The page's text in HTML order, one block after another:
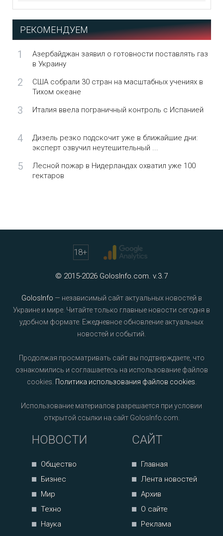
РЕКОМЕНДУЕМ
1
Азербайджан заявил о готовности поставлять газ
в Украину
2
США собрали 30 стран на масштабных учениях в
Тихом океане
3 Италия ввела пограничный контроль с Испанией
4
Дизель резко подскочит уже в ближайшие дни:
эксперт озвучил неутешительный ...
5
Лесной пожар в Нидерландах охватил уже 100
гектаров
18+
© 2015-2026 GolosInfo.com. v.3.7
GolosInfo — независимый сайт актуальных новостей в
Украине и мире. Читайте только главные новости сегодня в
удобном формате. Ежедневное обновление актуальных
новостей и событий.
Продолжая просматривать сайт вы подтверждаете, что
ознакомились и соглашаетесь на использование файлов
cookies. Политика использования файлов cookies
Использование материалов разрешается при условии
открытой ссылки на сайт GolosInfo.com.
НОВОСТИ
Общество
Бизнес
Мир
Техно
Наука
САЙТ
Главная
Лента новостей
Архив
О сайте
Реклама